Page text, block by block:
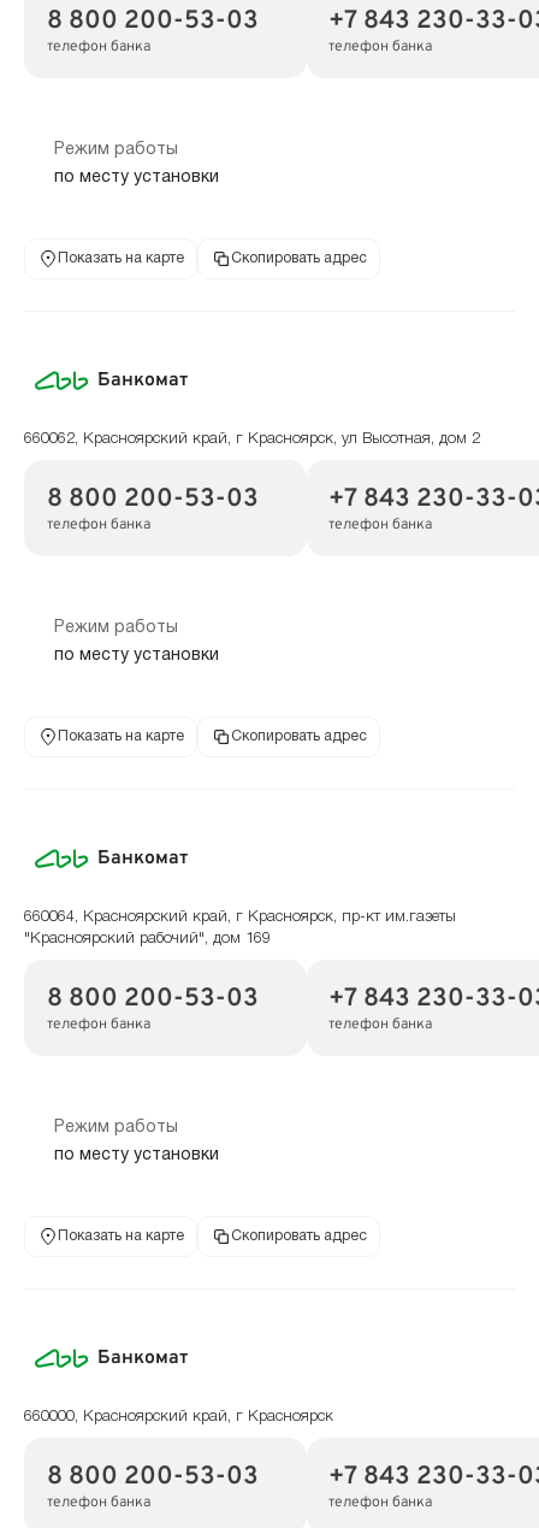
8 800 200-53-03
телефон банка
+7 843 230-33-
телефон банка
Режим работы
по месту установки
Показать на карте Скопировать адрес
Банкомат
660062, Красноярский край, г Красноярск, ул Высотная, дом 2
8 800 200-53-03
телефон банка
+7 843 230-33-
телефон банка
Режим работы
по месту установки
Показать на карте Скопировать адрес
Банкомат
660064, Красноярский край, г Красноярск, пр-кт им.газеты
"Красноярский рабочий", дом 169
8 800 200-53-03
телефон банка
+7 843 230-33-
телефон банка
Режим работы
по месту установки
Показать на карте Скопировать адрес
Банкомат
660000, Красноярский край, г Красноярск
8 800 200-53-03
телефон банка
+7 843 230-33-
телефон банка